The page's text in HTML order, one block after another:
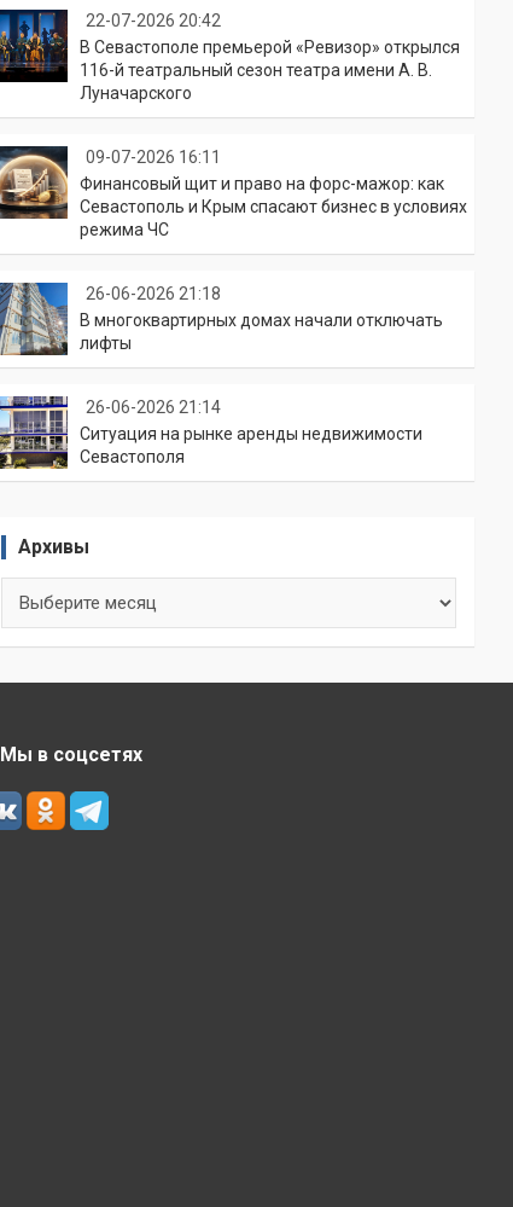
22-07-2026 20:42
В Севастополе премьерой «Ревизор» открылся
116-й театральный сезон театра имени А. В.
Луначарского
09-07-2026 16:11
Финансовый щит и право на форс-мажор: как
Севастополь и Крым спасают бизнес в условиях
режима ЧС
26-06-2026 21:18
В многоквартирных домах начали отключать
лифты
26-06-2026 21:14
Ситуация на рынке аренды недвижимости
Севастополя
Архивы
Мы в соцсетях